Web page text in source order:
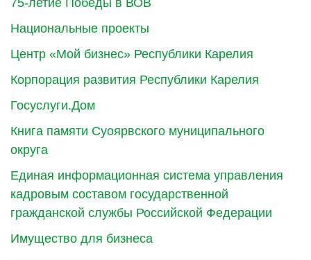
75-летие Победы в ВОВ
Национальные проекты
Центр «Мой бизнес» Республики Карелия
Корпорация развития Республики Карелия
Госуслуги.Дом
Книга памяти Суоярвского муниципального
округа
Единая информационная система управления
кадровым составом государственной
гражданской службы Российской Федерации
Имущество для бизнеса